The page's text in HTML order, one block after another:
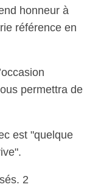
honneur à
référence en
permettra de
est "quelque
2